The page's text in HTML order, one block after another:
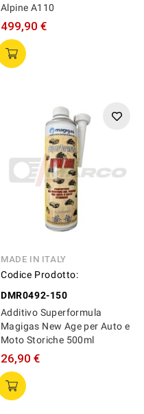
Alpine A110
499,90 €
MADE IN ITALY
Codice Prodotto:
DMR0492-150
Additivo Superformula
Magigas New Age per Auto e
Moto Storiche 500ml
26,90 €